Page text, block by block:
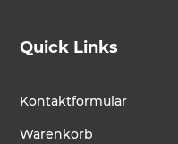
Quick Links
Kontaktformular
Warenkorb